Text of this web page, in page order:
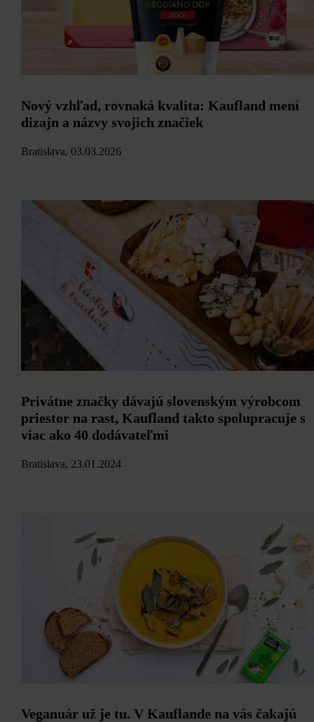
Nový vzhľad, rovnaká kvalita: Kaufland mení
dizajn a názvy svojich značiek
Bratislava, 03.03.2026
Privátne značky dávajú slovenským výrobcom
priestor na rast, Kaufland takto spolupracuje s
viac ako 40 dodávateľmi
Bratislava, 23.01.2024
Veganuár už je tu. V Kauflande na vás čakajú